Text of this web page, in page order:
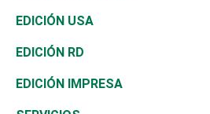
Reportajes
África
Ocenanía
Caribe
Resto del mundo
Vivienda
Telecom.
Global y variable
Buena Vida
Sociales
Novedades
Ciclismo
Tenis
Olimpismo
En Directo
El Espía
Noticiero Poteleche
Tecnología
Historia
Martes de tecnología
Economía
Revista
Deportes
EDICIÓN USA
EDICIÓN RD
EDICIÓN IMPRESA